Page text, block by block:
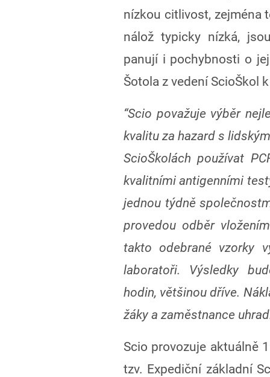
nízkou citlivost, zejména
nálož typicky nízká,
panují i pochybnosti o
Šotola z vedení ScioŠkol
“Scio považuje výběr
kvalitu za hazard s
ScioŠkolách používat
kvalitními antigenními
jednou týdně
provedou odběr
takto odebrané vzorky
laboratoři. Výsledky
hodin, většinou dříve.
žáky a zaměstnance
Scio provozuje aktuálně
tzv. Expediční základní